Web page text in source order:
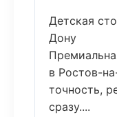
Детская
Дону
в Ростов-
точность,
сразу....